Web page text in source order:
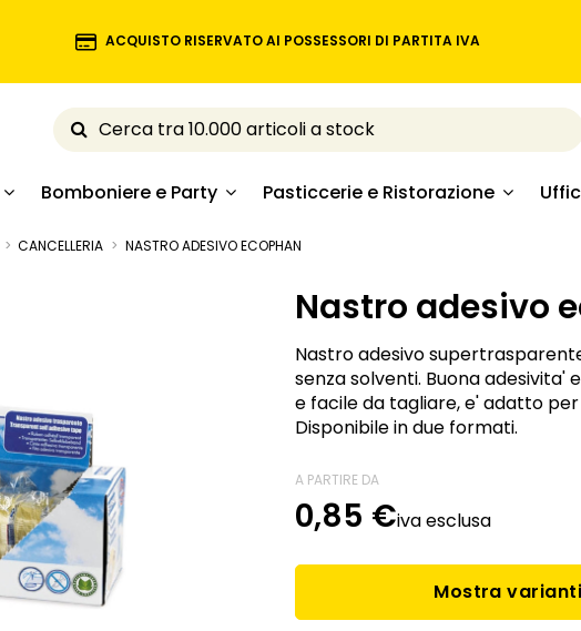
ACQUISTO RISERVATO AI POSSESSORI DI PARTITA IVA
Bomboniere e Party Pasticcerie e Ristorazione
CANCELLERIA NASTRO ADESIVO ECOPHAN
Nastro adesivo
Nastro adesivo
senza solventi. Buona adesivita'
e facile da tagliare, e' adatto
Disponibile in due formati.
A PARTIRE DA
0,85 €iva esclusa
Mostra